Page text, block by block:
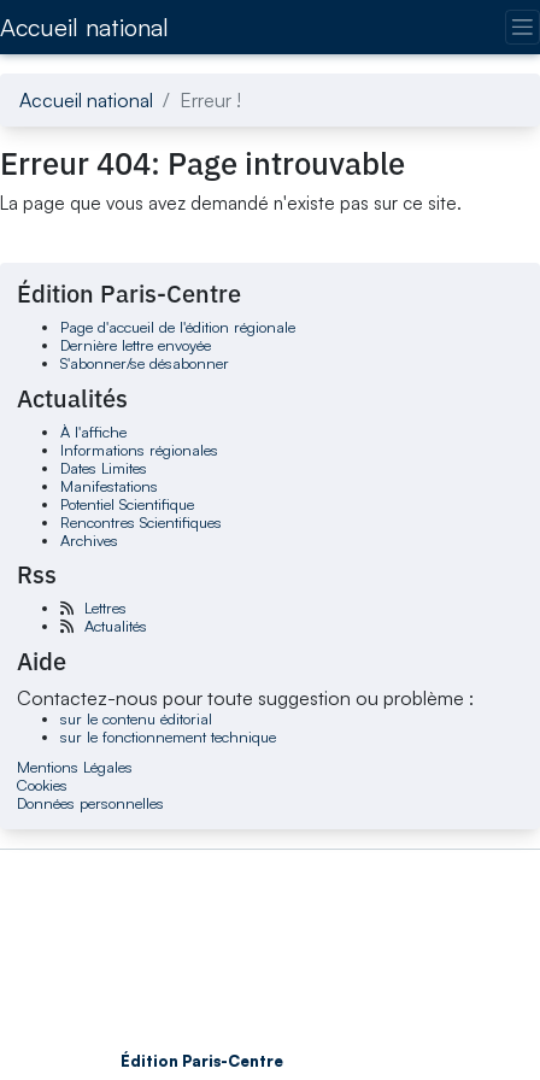
Accueil national
Accueil national Erreur !
Erreur 404: Page introuvable
La page que vous avez demandé n'existe pas sur ce site.
Édition Paris-Centre
Page d'accueil de l'édition régionale
Dernière lettre envoyée
S'abonner/se désabonner
Actualités
À l'affiche
Informations régionales
Dates Limites
Manifestations
Potentiel Scientifique
Rencontres Scientifiques
Archives
Rss
Lettres
Actualités
Aide
Contactez-nous pour toute suggestion ou problème :
sur le contenu éditorial
sur le fonctionnement technique
Mentions Légales
Cookies
Données personnelles
Édition Paris-Centre